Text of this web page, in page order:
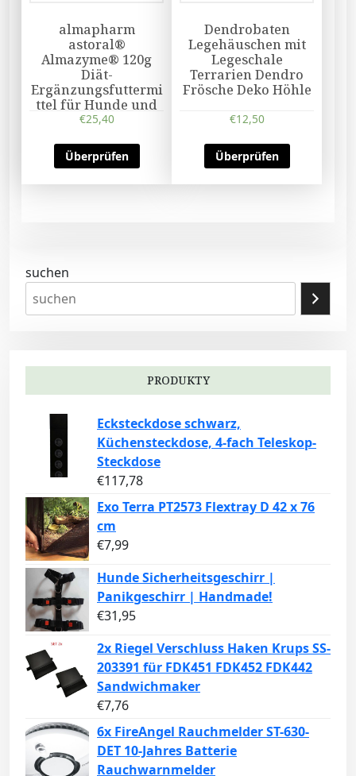
almapharm
astoral®
Almazyme® 120g
Diät-
Ergänzungsfuttermi
ttel für Hunde und
Katzen
€25,40
Überprüfen
Dendrobaten
Legehäuschen mit
Legeschale
Terrarien Dendro
Frösche Deko Höhle
€12,50
Überprüfen
suchen
PRODUKTY
Ecksteckdose schwarz,
Küchensteckdose, 4-fach Teleskop-
Steckdose
€117,78
Exo Terra PT2573 Flextray D 42 x 76
cm
€7,99
Hunde Sicherheitsgeschirr |
Panikgeschirr | Handmade!
€31,95
2x Riegel Verschluss Haken Krups SS-
203391 für FDK451 FDK452 FDK442
Sandwichmaker
€7,76
6x FireAngel Rauchmelder ST-630-
DET 10-Jahres Batterie
Rauchwarnmelder